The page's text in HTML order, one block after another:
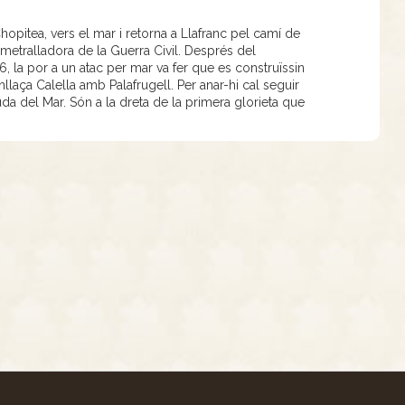
vers el mar i retorna a Llafranc pel camí de
de la Guerra Civil. Després del
la por a un atac per mar va fer que es construïssin
Calella amb Palafrugell. Per anar-hi cal seguir
del Mar. Són a la dreta de la primera glorieta que